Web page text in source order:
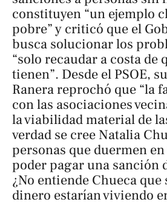
constituyen “un ejemplo
pobre” y criticó que el
busca solucionar los
“solo recaudar a costa de
tienen”. Desde el PSOE,
Ranera reprochó que “la
con las asociaciones
la viabilidad material de
verdad se cree Natalia
personas que duermen
poder pagar una sanción
¿No entiende Chueca
dinero estarían viviendo